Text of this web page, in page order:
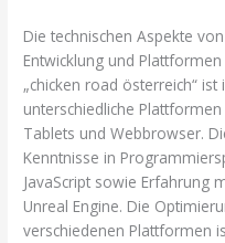
Die technischen Aspekte
Entwicklung und Plattformen
„chicken road österreich“
unterschiedliche
Tablets und Webbrowser.
Kenntnisse in
JavaScript sowie Erfahrung
Unreal Engine. Die
verschiedenen Plattformen